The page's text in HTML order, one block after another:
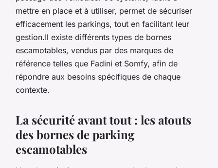
mettre en place et à utiliser, permet de sécuriser
efficacement les parkings, tout en facilitant leur
gestion.Il existe différents types de bornes
escamotables, vendus par des marques de
référence telles que Fadini et Somfy, afin de
répondre aux besoins spécifiques de chaque
contexte.
La sécurité avant tout : les atouts
des bornes de parking
escamotables